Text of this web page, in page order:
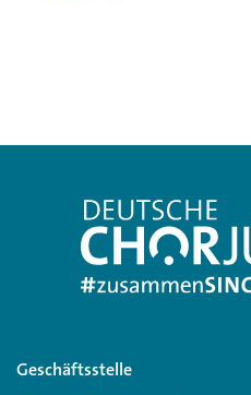
Geschäftsstelle